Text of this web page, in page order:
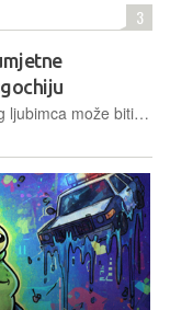
3
Klon popularnog virtualnog ljubimca može biti sretan, ljut, pospan i ponuditi nešto što u tvrtci Takway.Ai nazivaju "podmuklim osmijehom"